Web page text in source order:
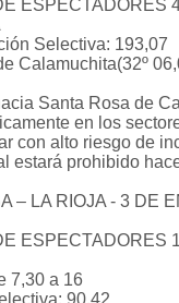
ESPECTADORES
Selectiva: 193,07
Calamuchita(32º
Santa Rosa de
en los
con alto riesgo de
estará prohibido
– LA RIOJA - 3 DE
ESPECTADORES
7,30 a 16